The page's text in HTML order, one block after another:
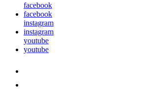
facebook
facebook
instagram
instagram
youtube
youtube